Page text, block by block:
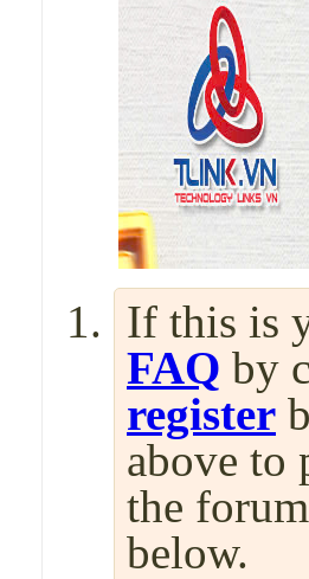
If this is
FAQ by
register
above to
the
below.